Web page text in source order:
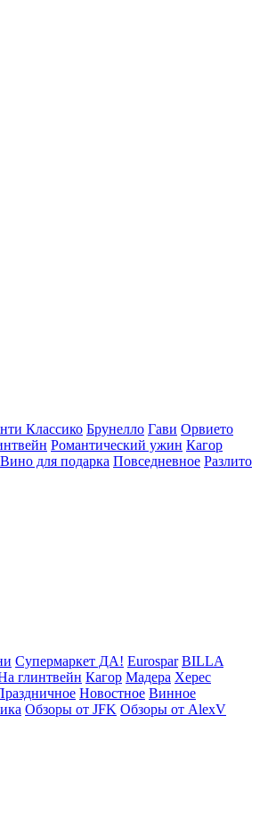
Классико Брунелло Гави Орвието
Романтический ужин Кагор
Вино для подарка Повседневное Разлито
Супермаркет ДА! Eurospar BILLA
глинтвейн Кагор Мадера Херес
Новостное Винное
Обзоры от JFK Обзоры от AlexV